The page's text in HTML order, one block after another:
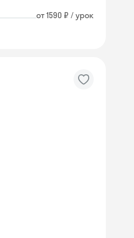
от 1590 ₽ / урок